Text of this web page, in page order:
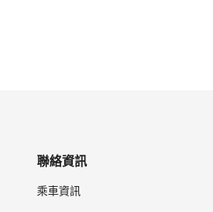
聯絡資訊
乘車資訊